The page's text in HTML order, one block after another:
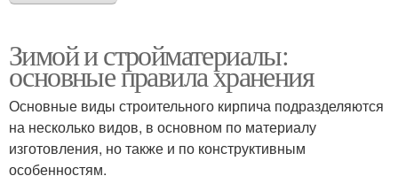
Зимой и стройматериалы:
основные правила хранения
Основные виды строительного кирпича подразделяются
на несколько видов, в основном по материалу
изготовления, но также и по конструктивным
особенностям.